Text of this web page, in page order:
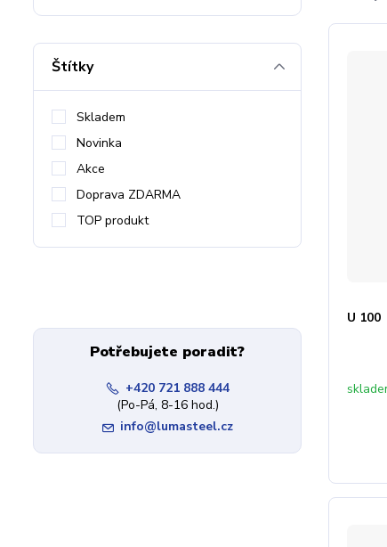
U 100
Štítky
Skladem
Novinka
Akce
Doprava ZDARMA
TOP produkt
Potřebujete poradit?
+420 721 888 444
(Po-Pá, 8-16 hod.)
info@lumasteel.cz